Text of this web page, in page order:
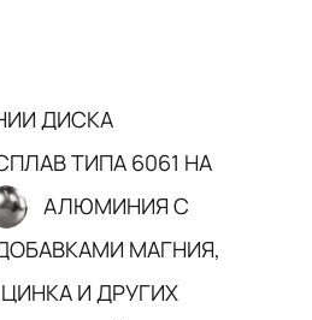
ДИСКА
ТИПА 6061 НА
АЛЮМИНИЯ С
МАГНИЯ,
И ДРУГИХ